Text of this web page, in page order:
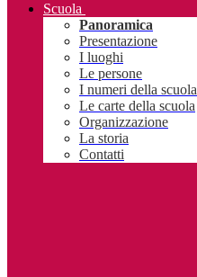
Scuola
Panoramica
Presentazione
I luoghi
Le persone
I numeri della scuola
Le carte della scuola
Organizzazione
La storia
Contatti